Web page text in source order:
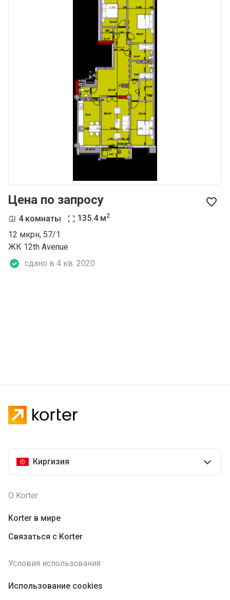
Цена по запросу
4 комнаты 135.4 м2
12 мкрн, 57/1
ЖК 12th Аvenue
сдано в 4 кв. 2020
Киргизия
О Korter
Korter в мире
Связаться с Korter
Условия использования
Использование cookies